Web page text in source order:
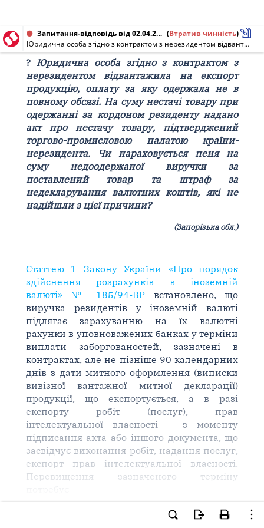
Запитання-відповідь від 02.04.2002 (Втратив чинність)
Юридична особа згідно з контрактом з нерезидентом відвантажила на експорт продукцію, оплату за яку одержала не в повному обсязі. На суму нестачі товару при одержанні за кордоном резиденту надано акт про нестачу товару, підтверджений торгово-промисловою палатою країни-нерезидента. Чи нараховується пеня на суму недоодержаної виручки за поставлений товар та штраф за недекларування валютних коштів, які не надійшли з цієї причини?
? Юридична особа згідно з контрактом з
нерезидентом відвантажила на експорт
продукцію, оплату за яку одержала не в
повному обсязі. На суму нестачі товару при
одержанні за кордоном резиденту надано
акт про нестачу товару, підтверджений
торгово-промисловою палатою країни-
нерезидента. Чи нараховується пеня на
суму недоодержаної виручки за
поставлений товар та штраф за
недекларування валютних коштів, які не
надійшли з цієї причини?
(Запорізька обл.)
Статтею 1 Закону України «Про порядок
здійснення розрахунків в іноземній
валюті» № 185/94-ВР встановлено, що
виручка резидентів у іноземній валюті
підлягає зарахуванню на їх валютні
рахунки в уповноважених банках у терміни
виплати заборгованостей, зазначені в
контрактах, але не пізніше 90 календарних
днів з дати митного оформлення (виписки
вивізної вантажної митної декларації)
продукції, що експортується, а в разі
експорту робіт (послуг), прав
інтелектуальної власності – з моменту
підписання акта або іншого документа, що
засвідчує виконання робіт, надання послуг,
експорт прав інтелектуальної власності.
Перевищення зазначеного терміну